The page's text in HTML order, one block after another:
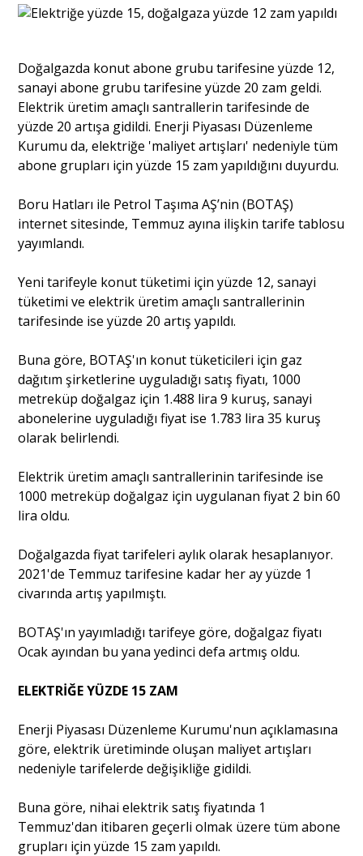
Ekonomi
Dünya
Yorum - Analiz
Yazı Dizisi
Portre
Yazarlar
Eğitim
Ankara Analiz
Doğalgazda konut abone grubu tarifesine yüzde 12,
sanayi abone grubu tarifesine yüzde 20 zam geldi.
Elektrik üretim amaçlı santrallerin tarifesinde de
yüzde 20 artışa gidildi. Enerji Piyasası Düzenleme
Kurumu da, elektriğe 'maliyet artışları' nedeniyle tüm
abone grupları için yüzde 15 zam yapıldığını duyurdu.
Boru Hatları ile Petrol Taşıma AŞ’nin (BOTAŞ)
internet sitesinde, Temmuz ayına ilişkin tarife tablosu
yayımlandı.
Yeni tarifeyle konut tüketimi için yüzde 12, sanayi
tüketimi ve elektrik üretim amaçlı santrallerinin
tarifesinde ise yüzde 20 artış yapıldı.
Buna göre, BOTAŞ'ın konut tüketicileri için gaz
dağıtım şirketlerine uyguladığı satış fiyatı, 1000
metreküp doğalgaz için 1.488 lira 9 kuruş, sanayi
abonelerine uyguladığı fiyat ise 1.783 lira 35 kuruş
olarak belirlendi.
Elektrik üretim amaçlı santrallerinin tarifesinde ise
1000 metreküp doğalgaz için uygulanan fiyat 2 bin 60
lira oldu.
Doğalgazda fiyat tarifeleri aylık olarak hesaplanıyor.
2021'de Temmuz tarifesine kadar her ay yüzde 1
civarında artış yapılmıştı.
BOTAŞ'ın yayımladığı tarifeye göre, doğalgaz fiyatı
Ocak ayından bu yana yedinci defa artmış oldu.
ELEKTRİĞE YÜZDE 15 ZAM
Enerji Piyasası Düzenleme Kurumu'nun açıklamasına
göre, elektrik üretiminde oluşan maliyet artışları
nedeniyle tarifelerde değişikliğe gidildi.
Buna göre, nihai elektrik satış fiyatında 1
Temmuz'dan itibaren geçerli olmak üzere tüm abone
grupları için yüzde 15 zam yapıldı.